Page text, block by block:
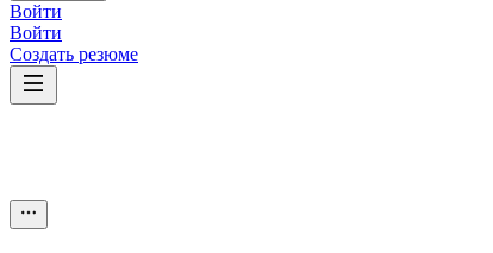
Войти
Войти
Создать резюме